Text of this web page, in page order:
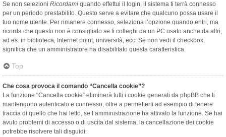
Se non selezioni Ricordami quando effettui il login, il sistema ti terrà connesso
per un periodo prestabilito. Questo serve a evitare che qualcuno possa usare il
tuo nome utente. Per rimanere connesso, seleziona l’opzione quando entri, ma
ricorda che questo non è consigliato se ti colleghi da un PC usato anche da altri,
ad es. in biblioteca, Internet point, università, ecc. Se non vedi il checkbox,
significa che un amministratore ha disabilitato questa caratteristica.
Top
Che cosa provoca il comando “Cancella cookie”?
La funzione “Cancella cookie” eliminerà tutti i cookie generati da phpBB che ti
mantengono autenticato e connesso, oltre a permetterti ad esempio di tenere
traccia di quello che hai letto, se l’amministrazione ha attivato la funzione. Se hai
avuto problemi di accesso o di uscita dal sistema, la cancellazione dei cookie
potrebbe risolvere tali disguidi.